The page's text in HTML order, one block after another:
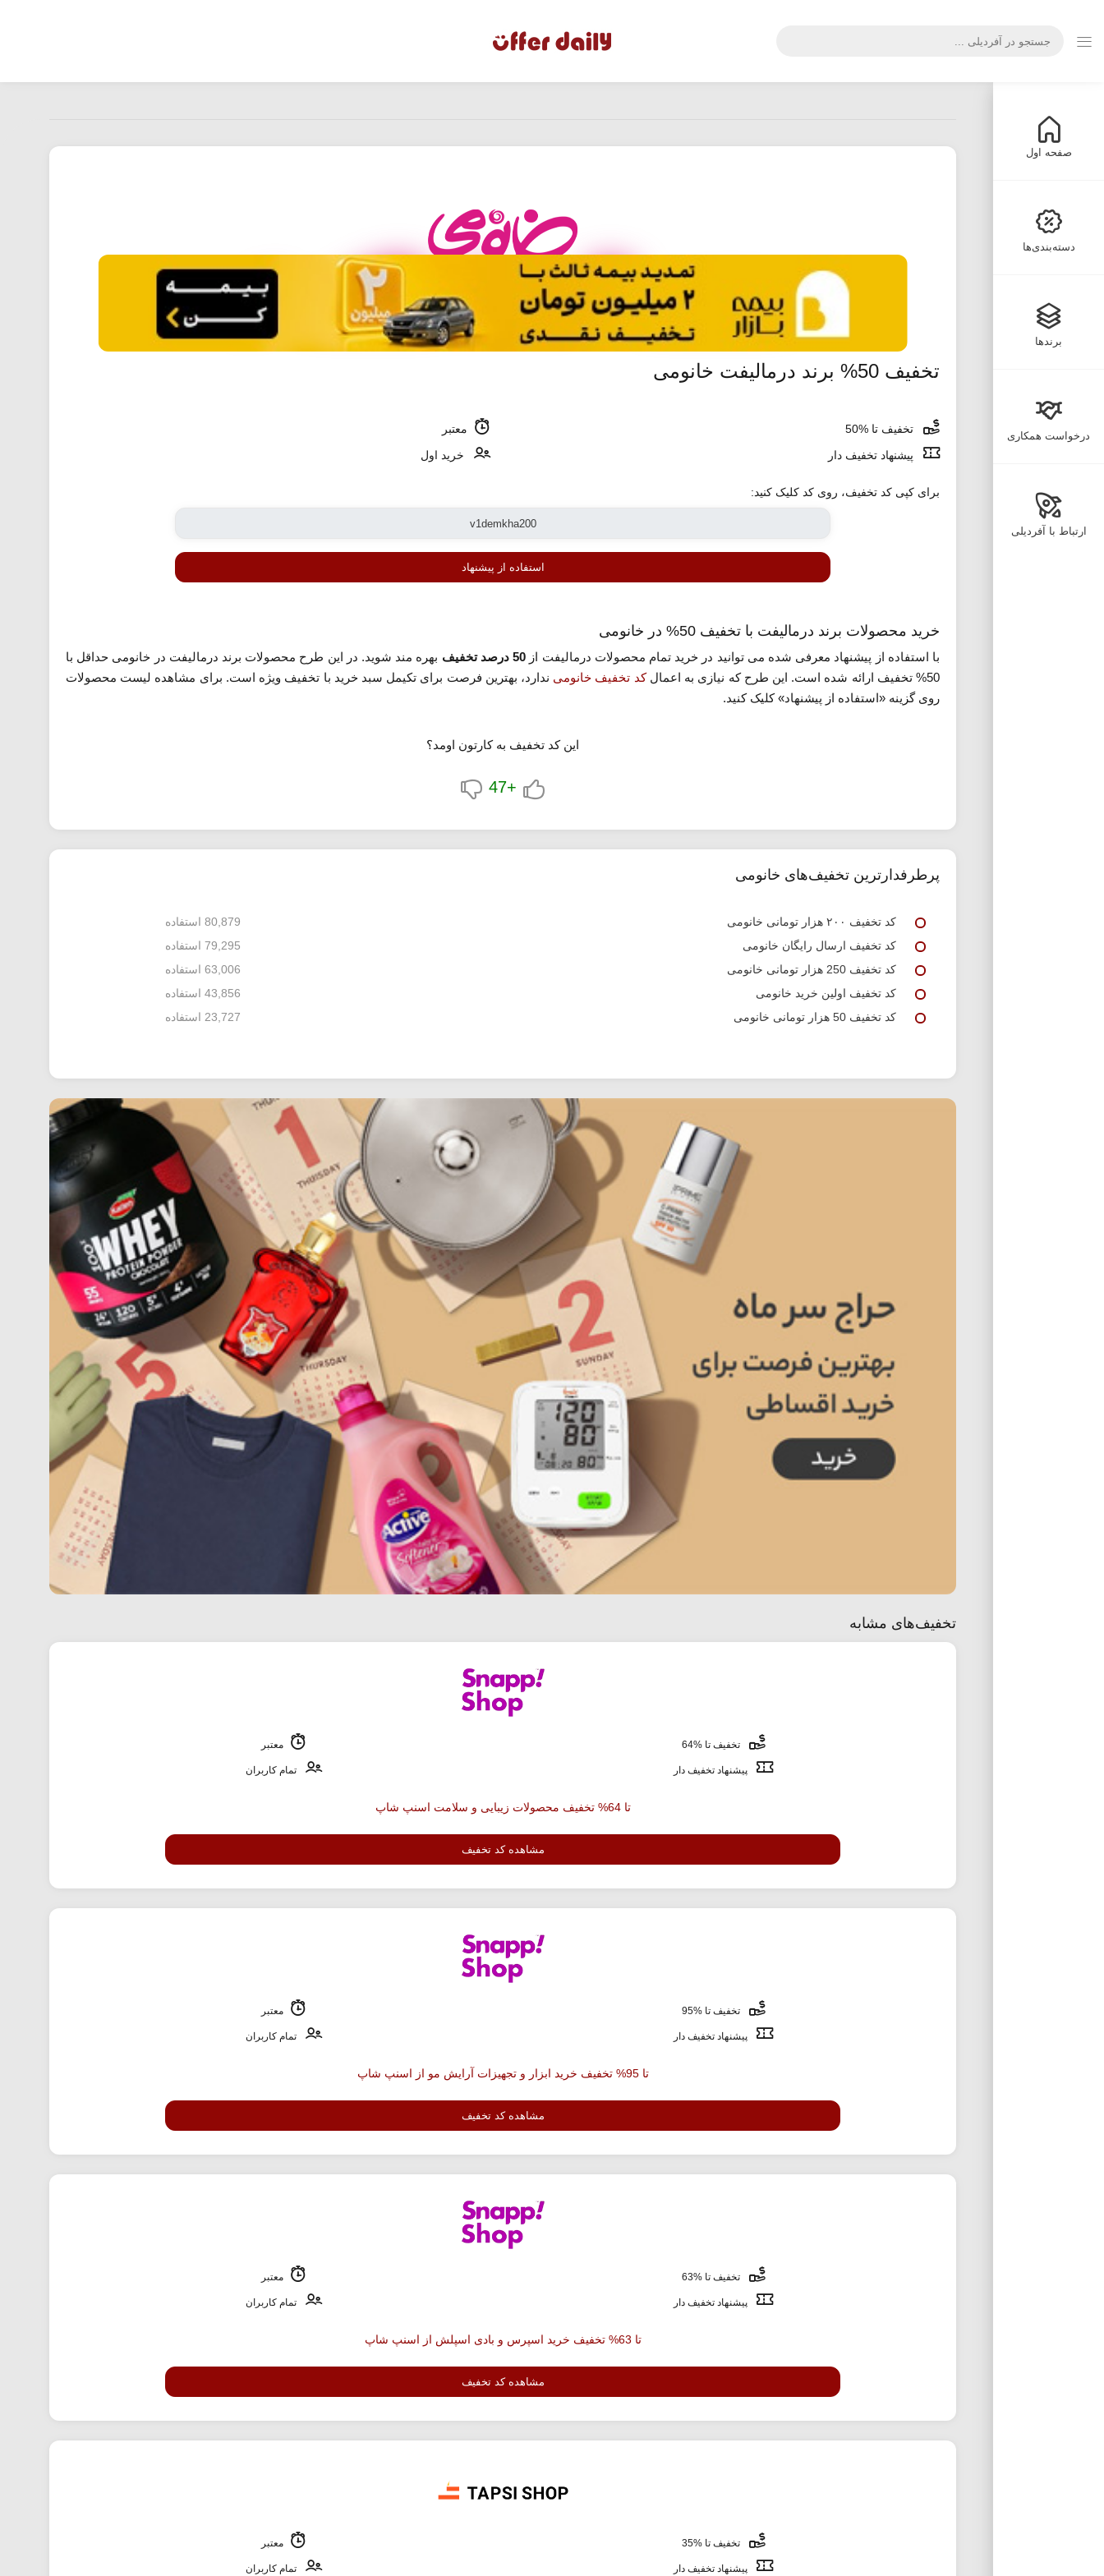
صفحه اول
دسته‌بندی‌ها
برندها
درخواست همکاری
ارتباط با آفردیلی
تخفیف 50% برند درمالیفت خانومی
تخفیف تا %50
معتبر
پیشنهاد تخفیف دار
خرید اول
برای کپی کد تخفیف، روی کد کلیک کنید:
استفاده از پیشنهاد
خرید محصولات برند درمالیفت با تخفیف 50% در خانومی
با استفاده از پیشنهاد معرفی شده می توانید در خرید تمام محصولات درمالیفت از 50 درصد تخفیف
بهره مند شوید. در این طرح محصولات برند درمالیفت در خانومی حداقل با
50% تخفیف ارائه شده است. این طرح که نیازی به اعمال
کد تخفیف خانومی ندارد، بهترین فرصت برای تکیمل سبد خرید با تخفیف ویژه است. برای مشاهده لیست محصولات
روی گزینه «استفاده از پیشنهاد» کلیک کنید.
این کد تخفیف به کارتون اومد؟
+47
پرطرفدارترین تخفیف‌های خانومی
کد تخفیف ۲۰۰ هزار تومانی خانومی
80,879 استفاده
کد تخفیف ارسال رایگان خانومی
79,295 استفاده
کد تخفیف 250 هزار تومانی خانومی
63,006 استفاده
کد تخفیف اولین خرید خانومی
43,856 استفاده
کد تخفیف 50 هزار تومانی خانومی
23,727 استفاده
تخفیف‌های مشابه
تخفیف تا %64 معتبر
پیشنهاد تخفیف دار تمام کاربران
تا 64% تخفیف محصولات زیبایی و سلامت اسنپ شاپ
مشاهده کد تخفیف
تخفیف تا %95 معتبر
پیشنهاد تخفیف دار تمام کاربران
تا 95% تخفیف خرید ابزار و تجهیزات آرایش مو از اسنپ شاپ
مشاهده کد تخفیف
تخفیف تا %63 معتبر
پیشنهاد تخفیف دار تمام کاربران
تا 63% تخفیف خرید اسپرس و بادی اسپلش از اسنپ شاپ
مشاهده کد تخفیف
تخفیف تا %35 معتبر
پیشنهاد تخفیف دار تمام کاربران